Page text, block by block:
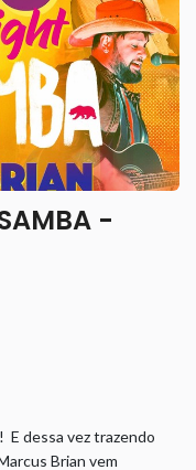
-
E dessa vez trazendo
Brian vem